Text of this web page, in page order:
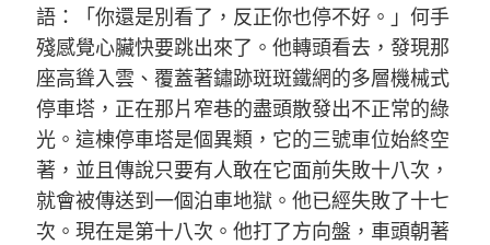
語：「你還是別看了，反正你也停不好。」何手
殘感覺心臟快要跳出來了。他轉頭看去，發現那
座高聳入雲、覆蓋著鏽跡斑斑鐵網的多層機械式
停車塔，正在那片窄巷的盡頭散發出不正常的綠
光。這棟停車塔是個異類，它的三號車位始終空
著，並且傳說只要有人敢在它面前失敗十八次，
就會被傳送到一個泊車地獄。他已經失敗了十七
次。現在是第十八次。他打了方向盤，車頭朝著